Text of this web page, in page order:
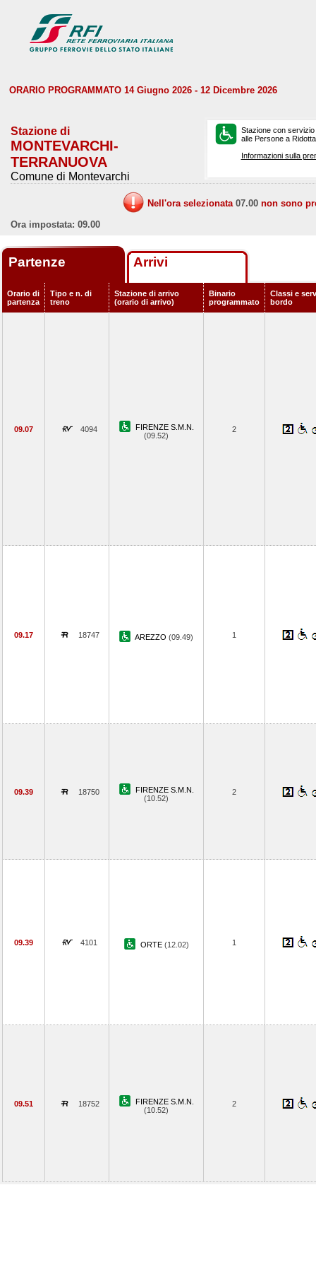
ORARIO PROGRAMMATO 14 Giugno 2026 - 12 Dicembre 2026
Stazione di
MONTEVARCHI-
TERRANUOVA
Comune di Montevarchi
Stazione con
alle Persone a
Informazioni sulla
Nell'ora selezionata 07.00 non sono
Ora impostata: 09.00
Partenze Arrivi
Orario di
partenza
Tipo e n. di
treno
Stazione di arrivo
(orario di arrivo)
Binario
programmato
Classi e
bordo
09.07 4094
FIRENZE S.M.N.
(09.52)
2
09.17 18747 AREZZO (09.49) 1
09.39 18750
FIRENZE S.M.N.
(10.52)
2
09.39 4101 ORTE (12.02) 1
09.51 18752
FIRENZE S.M.N.
(10.52)
2